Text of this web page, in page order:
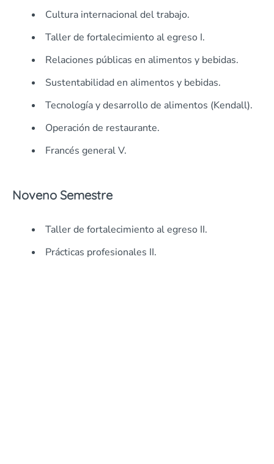
Cultura internacional del trabajo.
Taller de fortalecimiento al egreso I.
Relaciones públicas en alimentos y bebidas.
Sustentabilidad en alimentos y bebidas.
Tecnología y desarrollo de alimentos (Kendall).
Operación de restaurante.
Francés general V.
Noveno Semestre
Taller de fortalecimiento al egreso II.
Prácticas profesionales II.